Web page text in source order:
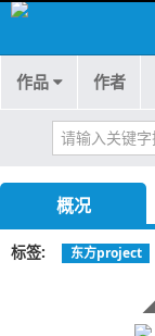
作品 作者
概况
标签 东方project